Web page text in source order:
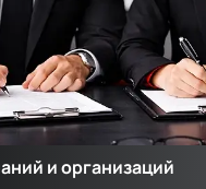
сочетает
и серьезные
социальная
видеть
график и возможность
и организаций